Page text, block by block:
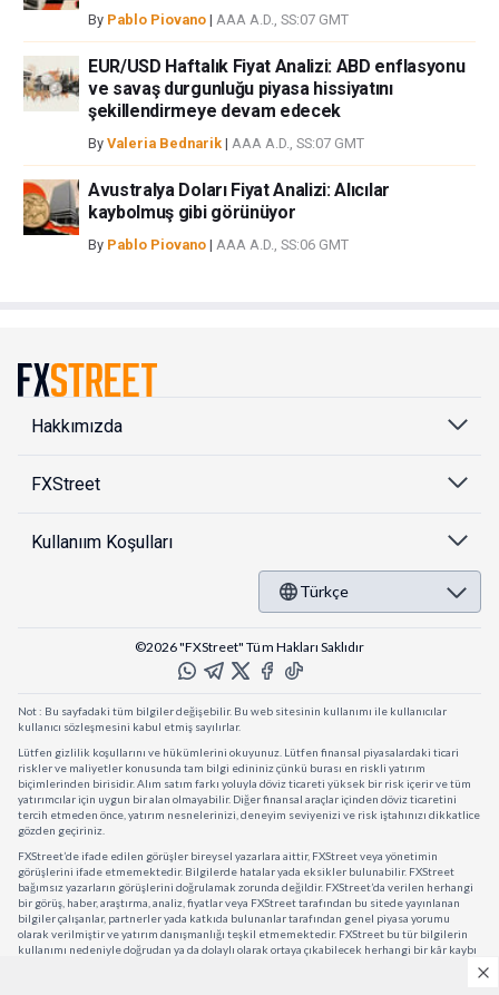
By Pablo Piovano | AAA A.D., SS:07 GMT
EUR/USD Haftalık Fiyat Analizi: ABD enflasyonu
ve savaş durgunluğu piyasa hissiyatını
şekillendirmeye devam edecek
By Valeria Bednarik | AAA A.D., SS:07 GMT
Avustralya Doları Fiyat Analizi: Alıcılar
kaybolmuş gibi görünüyor
By Pablo Piovano | AAA A.D., SS:06 GMT
Hakkımızda
FXStreet
Kullanıım Koşulları
Türkçe
©2026 "FXStreet" Tüm Hakları Saklıdır
Not : Bu sayfadaki tüm bilgiler değişebilir. Bu web sitesinin kullanımı ile kullanıcılar
kullanıcı sözleşmesini kabul etmiş sayılırlar.
Lütfen gizlilik koşullarını ve hükümlerini okuyunuz. Lütfen finansal piyasalardaki ticari
riskler ve maliyetler konusunda tam bilgi edininiz çünkü burası en riskli yatırım
biçimlerinden birisidir. Alım satım farkı yoluyla döviz ticareti yüksek bir risk içerir ve tüm
yatırımcılar için uygun bir alan olmayabilir. Diğer finansal araçlar içinden döviz ticaretini
tercih etmeden önce, yatırım nesnelerinizi, deneyim seviyenizi ve risk iştahınızı dikkatlice
gözden geçiriniz.
FXStreet’de ifade edilen görüşler bireysel yazarlara aittir, FXStreet veya yönetimin
görüşlerini ifade etmemektedir. Bilgilerde hatalar yada eksikler bulunabilir. FXStreet
bağımsız yazarların görüşlerini doğrulamak zorunda değildir. FXStreet’da verilen herhangi
bir görüş, haber, araştırma, analiz, fiyatlar veya FXStreet tarafından bu sitede yayınlanan
bilgiler çalışanlar, partnerler yada katkıda bulunanlar tarafından genel piyasa yorumu
olarak verilmiştir ve yatırım danışmanlığı teşkil etmemektedir. FXStreet bu tür bilgilerin
kullanımı nedeniyle doğrudan ya da dolaylı olarak ortaya çıkabilecek herhangi bir kâr kaybı